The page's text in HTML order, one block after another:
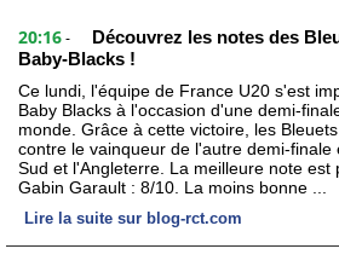
20:16 -
Découvrez les notes des
Baby-Blacks !
Ce lundi, l'équipe de France U20 s'est
Baby Blacks à l'occasion d'une demi-
monde. Grâce à cette victoire, les
contre le vainqueur de l'autre demi-finale
Sud et l'Angleterre. La meilleure note est
Gabin Garault : 8/10. La moins bonne ...
Lire la suite sur blog-rct.com